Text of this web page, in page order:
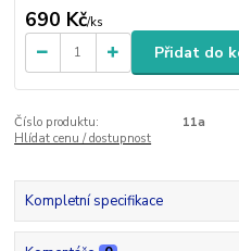
690 Kč/ks
Přidat do
Číslo produktu:
11a
Hlídat cenu / dostupnost
Kompletní specifikace